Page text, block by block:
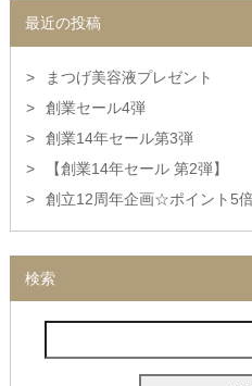
最近の投稿
まつげ美容液プレゼント
創業セール4弾
創業14年セール第3弾
【創業14年セール 第2弾】
創立12周年企画☆ポイント5
検索